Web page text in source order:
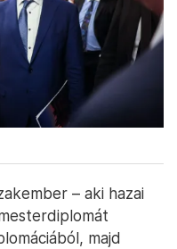
– aki hazai
majd